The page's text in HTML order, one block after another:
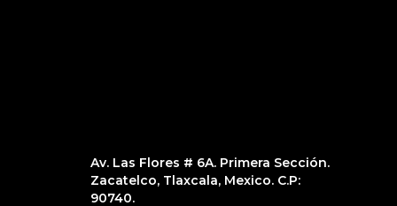
Av. Las Flores # 6A. Primera Sección.
Zacatelco, Tlaxcala, Mexico. C.P:
90740.